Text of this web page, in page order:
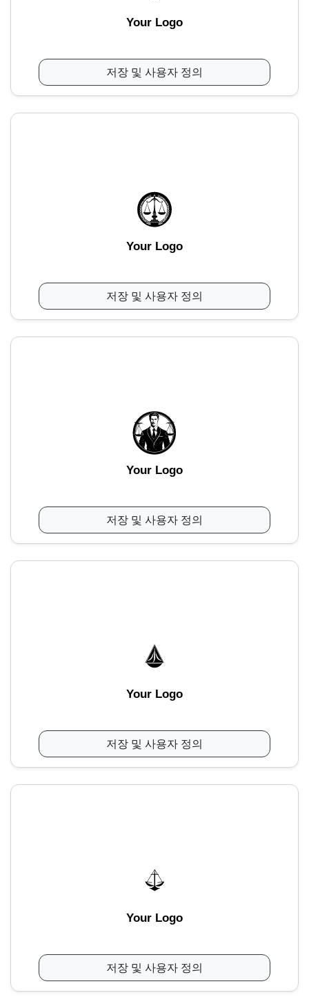
Your Logo
저장 및 사용자 정의
Your Logo
저장 및 사용자 정의
Your Logo
저장 및 사용자 정의
Your Logo
저장 및 사용자 정의
Your Logo
저장 및 사용자 정의